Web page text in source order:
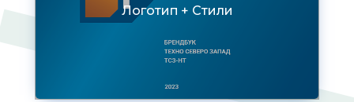
Логотип + Стили